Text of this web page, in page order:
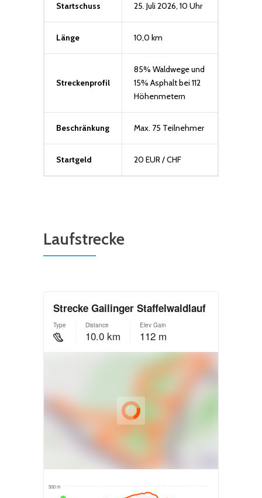
Startschuss 25. Juli 2026, 10 Uhr
Länge 10,0 km
Streckenprofil
85% Waldwege und
15% Asphalt bei 112
Höhenmetern
Beschränkung Max. 75 Teilnehmer
Startgeld 20 EUR / CHF
Laufstrecke